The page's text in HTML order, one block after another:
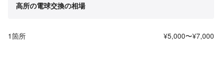
高所の電球交換の相場
1箇所 ¥5,000〜¥7,000